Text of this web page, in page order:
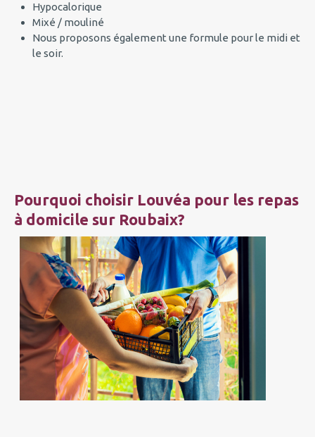
Hypocalorique
Mixé / mouliné
Nous proposons également une formule pour le midi et
le soir.
Pourquoi choisir Louvéa pour les repas
à domicile sur Roubaix?